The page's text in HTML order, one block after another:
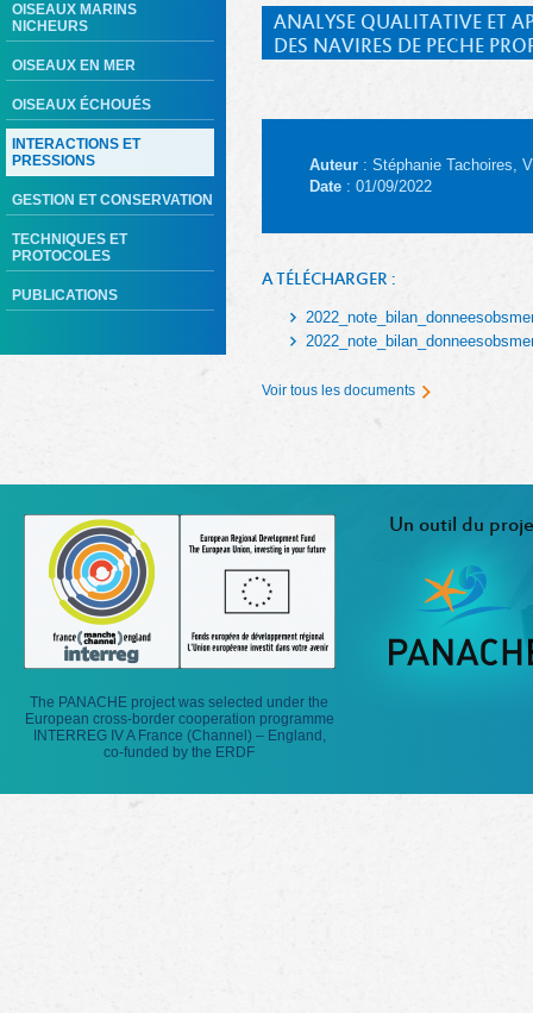
OISEAUX MARINS
NICHEURS
OISEAUX EN MER
OISEAUX ÉCHOUÉS
INTERACTIONS ET
PRESSIONS
GESTION ET CONSERVATION
TECHNIQUES ET
PROTOCOLES
PUBLICATIONS
ANALYSE QUALITATIVE ET
DES NAVIRES DE PECHE
Auteur : Stéphanie Tachoires,
Date : 01/09/2022
A TÉLÉCHARGER :
Voir tous les documents
The PANACHE project was selected under the
European cross-border cooperation programme
INTERREG IV A France (Channel) – England,
co-funded by the ERDF
Un outil du